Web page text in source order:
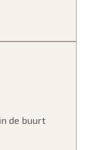
de buurt